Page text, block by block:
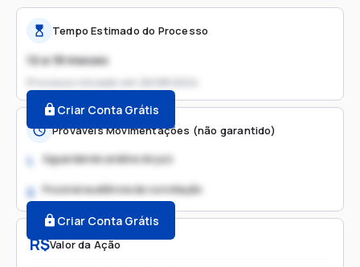
R$Valor da Ação
Tempo Estimado do Processo
12 a 18 meses
Processo iniciado em
Criar Conta Grátis
Prováveis Movimentações (não garantido)
1. Aguardando análise do juiz
2. Possível audiência de conciliação
Criar Conta Grátis